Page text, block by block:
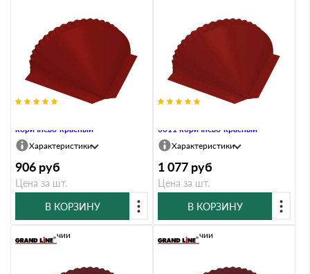
коричнево-красный
Характеристики
906 руб
Цена за шт.
В КОРЗИНУ
3011 коричнево-красный
Характеристики
1 077 руб
Цена за шт.
В КОРЗИНУ
В наличии В наличии